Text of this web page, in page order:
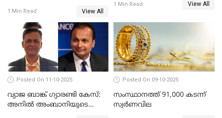
പവന് കൂടിയത് 400 രൂപ
1 Min Read View All
1 Min Read View All
Posted On 11-10-2025
വ്യാജ ബാങ്ക് ഗ്യാരണ്ടി കേസ്:
അനിൽ അംബാനിയുടെ
Posted On 09-10-2025
സംസ്ഥാനത്ത് 91,000 കടന്ന്
സ്വര്‍ണവില